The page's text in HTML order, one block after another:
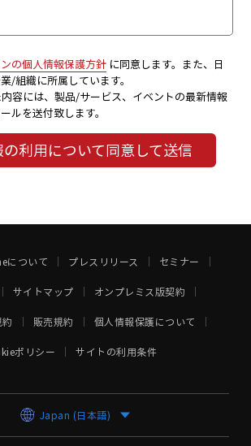
の個人情報保護方針 に同意します。また、日
/組織に所属しています。
容には、製品/サービス、イベントの最新情報
ルを送付致します。
利用について同意して送信
について プレスリリース セミナー
サイトマップ オンプレミス版契約
販売規約 個人情報保護について
ポリシー サイトの利用条件
Japan (日本語)